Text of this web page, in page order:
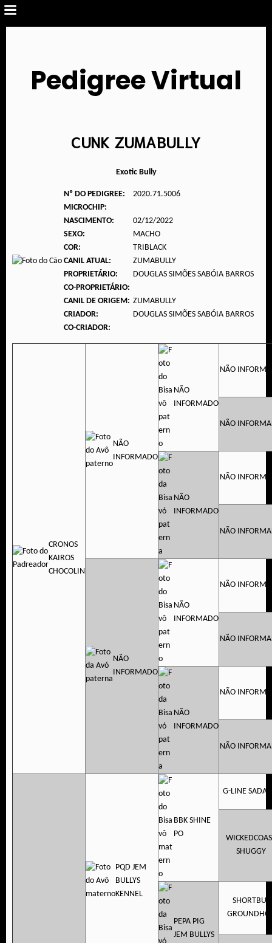
Pedigree Virtual
CUNK ZUMABULLY
Exotic Bully
Nº DO PEDIGREE:
2020.71.5006
MICROCHIP:
NASCIMENTO:
02/12/2022
SEXO:
MACHO
COR:
TRIBLACK
CANIL ATUAL:
ZUMABULLY
PROPRIETÁRIO:
DOUGLAS SIMÕES SABÓIA BARROS
CO-PROPRIETÁRIO:
CANIL DE ORIGEM: ZUMABULLY
CRIADOR:
DOUGLAS SIMÕES SABÓIA BARROS
CO-CRIADOR:
CRONOS
KAIROS
CHOCOLIN
NÃO
INFORMADO
NÃO
INFORMADO
NÃO
NÃO
NÃO
INFORMADO
NÃO
NÃO
NÃO
INFORMADO
NÃO
INFORMADO
NÃO
NÃO
NÃO
INFORMADO
NÃO
NÃO
PQD JEM
BULLYS
KENNEL
BBK SHINE
PO
G-LINE
SHUGGY
PEPA PIG
JEM BULLYS
SHORTBUS